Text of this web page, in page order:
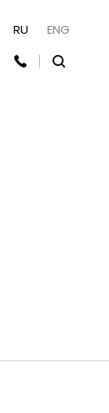
RU ENG